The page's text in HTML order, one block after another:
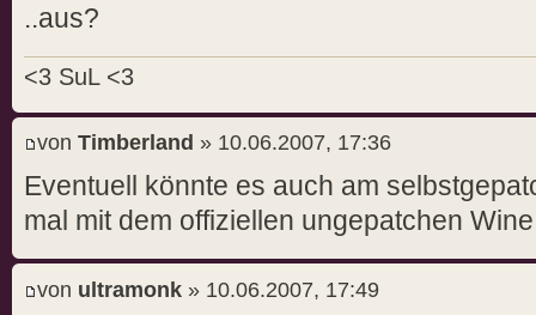
..aus?
<3 SuL <3
von Timberland » 10.06.2007, 17:36
Eventuell könnte es auch am
mal mit dem offiziellen ungepatchen
von ultramonk » 10.06.2007, 17:49